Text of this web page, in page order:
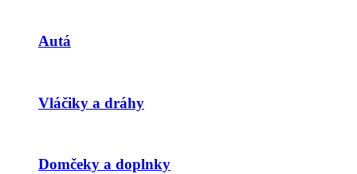
Autá
Vláčiky a dráhy
Domčeky a doplnky